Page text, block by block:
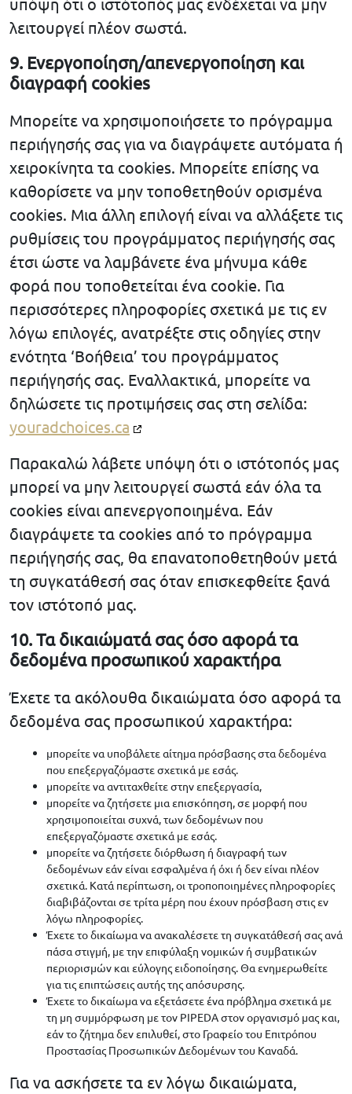
λειτουργεί πλέον σωστά.
9. Ενεργοποίηση/απενεργοποίηση και
διαγραφή cookies
Μπορείτε να χρησιμοποιήσετε το πρόγραμμα
περιήγησής σας για να διαγράψετε αυτόματα ή
χειροκίνητα τα cookies. Μπορείτε επίσης να
καθορίσετε να μην τοποθετηθούν ορισμένα
cookies. Μια άλλη επιλογή είναι να αλλάξετε τις
ρυθμίσεις του προγράμματος περιήγησής σας
έτσι ώστε να λαμβάνετε ένα μήνυμα κάθε
φορά που τοποθετείται ένα cookie. Για
περισσότερες πληροφορίες σχετικά με τις εν
λόγω επιλογές, ανατρέξτε στις οδηγίες στην
ενότητα ‘Βοήθεια’ του προγράμματος
περιήγησής σας. Εναλλακτικά, μπορείτε να
δηλώσετε τις προτιμήσεις σας στη σελίδα:
youradchoices.ca
Παρακαλώ λάβετε υπόψη ότι ο ιστότοπός μας
μπορεί να μην λειτουργεί σωστά εάν όλα τα
cookies είναι απενεργοποιημένα. Εάν
διαγράψετε τα cookies από το πρόγραμμα
περιήγησής σας, θα επανατοποθετηθούν μετά
τη συγκατάθεσή σας όταν επισκεφθείτε ξανά
τον ιστότοπό μας.
10. Τα δικαιώματά σας όσο αφορά τα
δεδομένα προσωπικού χαρακτήρα
Έχετε τα ακόλουθα δικαιώματα όσο αφορά τα
δεδομένα σας προσωπικού χαρακτήρα:
μπορείτε να υποβάλετε αίτημα πρόσβασης στα δεδομένα
που επεξεργαζόμαστε σχετικά με εσάς.
μπορείτε να αντιταχθείτε στην επεξεργασία,
μπορείτε να ζητήσετε μια επισκόπηση, σε μορφή που
χρησιμοποιείται συχνά, των δεδομένων που
επεξεργαζόμαστε σχετικά με εσάς.
μπορείτε να ζητήσετε διόρθωση ή διαγραφή των
δεδομένων εάν είναι εσφαλμένα ή όχι ή δεν είναι πλέον
σχετικά. Κατά περίπτωση, οι τροποποιημένες πληροφορίες
διαβιβάζονται σε τρίτα μέρη που έχουν πρόσβαση στις εν
λόγω πληροφορίες.
Έχετε το δικαίωμα να ανακαλέσετε τη συγκατάθεσή σας ανά
πάσα στιγμή, με την επιφύλαξη νομικών ή συμβατικών
περιορισμών και εύλογης ειδοποίησης. Θα ενημερωθείτε
για τις επιπτώσεις αυτής της απόσυρσης.
Έχετε το δικαίωμα να εξετάσετε ένα πρόβλημα σχετικά με
τη μη συμμόρφωση με τον PIPEDA στον οργανισμό μας και,
εάν το ζήτημα δεν επιλυθεί, στο Γραφείο του Επιτρόπου
Προστασίας Προσωπικών Δεδομένων του Καναδά.
Για να ασκήσετε τα εν λόγω δικαιώματα,